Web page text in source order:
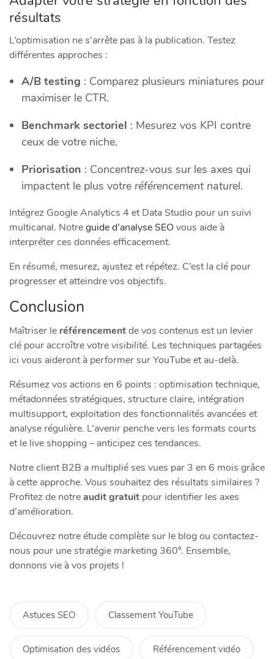
résultats
L’optimisation ne s’arrête pas à la publication. Testez
différentes approches :
A/B testing : Comparez plusieurs miniatures pour
maximiser le CTR.
Benchmark sectoriel : Mesurez vos KPI contre
ceux de votre niche.
Priorisation : Concentrez-vous sur les axes qui
impactent le plus votre référencement naturel.
Intégrez Google Analytics 4 et Data Studio pour un suivi
multicanal. Notreguide d’analyse SEOvous aide à
interpréter ces données efficacement.
En résumé, mesurez, ajustez et répétez. C’est la clé pour
progresser et atteindre vos objectifs.
Conclusion
Maîtriser le référencementde vos contenus est un levier
clé pour accroître votrevisibilité. Les techniques partagées
ici vous aideront à performer sur YouTube et au-delà.
Résumez vos actions en 6 points : optimisation technique,
métadonnées stratégiques, structure claire, intégration
multisupport, exploitation des fonctionnalités avancées et
analyse régulière. L’avenir penche vers les formats courts
et le live shopping – anticipez ces tendances.
Notre client B2B a multiplié ses vues par 3 en 6 mois grâce
à cette approche. Vous souhaitez des résultats similaires ?
Profitez de notreaudit gratuit pour identifier les axes
d’amélioration.
Découvrez notre étude complète sur le blog ou contactez-
nous pour une stratégie marketing 360°. Ensemble,
donnons vie à vos projets !
Astuces SEO Classement YouTube
Optimisation des vidéos Référencement vidéo